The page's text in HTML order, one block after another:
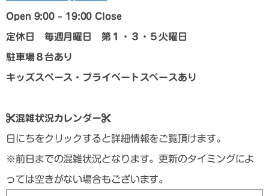
Open 9:00 – 19:00 Close
定休日 毎週月曜日 第１・３・５火曜日
駐車場８台あり
キッズスペース・プライベートスペースあり
混雑状況カレンダー
日にちをクリックすると詳細情報をご覧頂けます。
※前日までの混雑状況となります。更新のタイミングによ
っては空きがない場合もございます。